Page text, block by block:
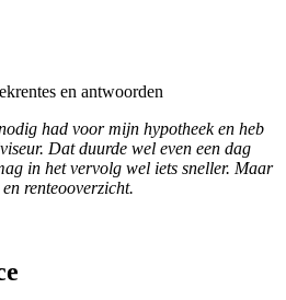
en antwoorden
had voor mijn hypotheek en heb
Dat duurde wel even een dag
in het vervolg wel iets sneller. Maar
renteooverzicht.